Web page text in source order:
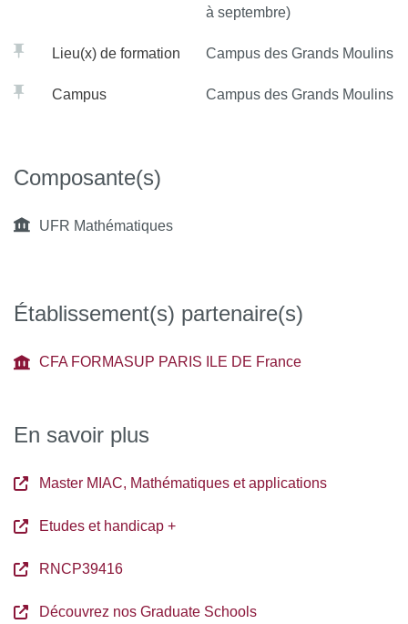
à septembre)
Lieu(x) de formation Campus des Grands Moulins
Campus Campus des Grands Moulins
Composante(s)
UFR Mathématiques
Établissement(s) partenaire(s)
CFA FORMASUP PARIS ILE DE France
En savoir plus
Master MIAC, Mathématiques et applications
Etudes et handicap +
RNCP39416
Découvrez nos Graduate Schools